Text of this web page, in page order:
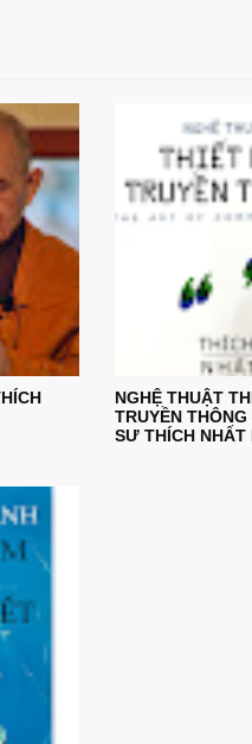
NGHỆ THUẬT
TRUYỀN THÔNG
SƯ THÍCH NHẤT